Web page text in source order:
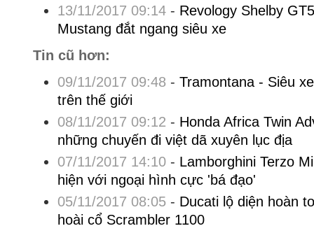
13/11/2017 09:14- Revology Shelby
Mustang đắt ngang siêu xe
Tin cũ hơn:
09/11/2017 09:48 - Tramontana - Siêu
trên thế giới
08/11/2017 09:12 - Honda Africa Twin
những chuyến đi việt dã xuyên lục địa
07/11/2017 14:10- Lamborghini Terzo
hiện với ngoại hình cực 'bá đạo'
05/11/2017 08:05- Ducati lộ diện hoàn
hoài cổ Scrambler 1100